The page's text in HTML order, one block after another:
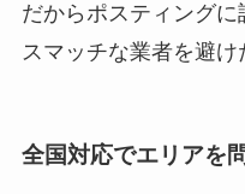
だからポスティングに
スマッチな業者を避け
全国対応でエリアを